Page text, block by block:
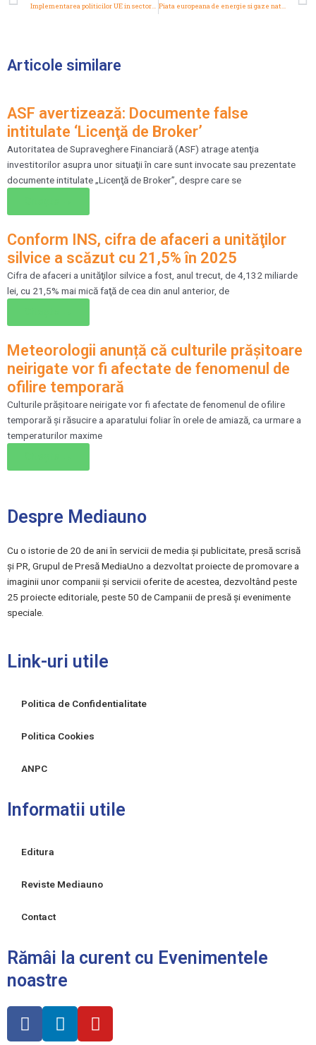
Articole similare
ASF avertizează: Documente false
intitulate ‘Licenţă de Broker’
Autoritatea de Supraveghere Financiară (ASF) atrage atenţia
investitorilor asupra unor situaţii în care sunt invocate sau prezentate
documente intitulate „Licenţă de Broker”, despre care se
Conform INS, cifra de afaceri a unităţilor
silvice a scăzut cu 21,5% în 2025
Cifra de afaceri a unităţilor silvice a fost, anul trecut, de 4,132 miliarde
lei, cu 21,5% mai mică faţă de cea din anul anterior, de
Meteorologii anunță că culturile prăşitoare
neirigate vor fi afectate de fenomenul de
ofilire temporară
Culturile prăşitoare neirigate vor fi afectate de fenomenul de ofilire
temporară şi răsucire a aparatului foliar în orele de amiază, ca urmare a
temperaturilor maxime
Despre Mediauno
Cu o istorie de 20 de ani în servicii de media și publicitate, presă scrisă
și PR, Grupul de Presă MediaUno a dezvoltat proiecte de promovare a
imaginii unor companii și servicii oferite de acestea, dezvoltând peste
25 proiecte editoriale, peste 50 de Campanii de presă și evenimente
speciale.
Link-uri utile
Politica de Confidentialitate
Politica Cookies
ANPC
Informatii utile
Editura
Reviste Mediauno
Contact
Rămâi la curent cu Evenimentele
noastre
F
a
L
i
Y
o